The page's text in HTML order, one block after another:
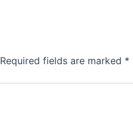
Required fields are marked *